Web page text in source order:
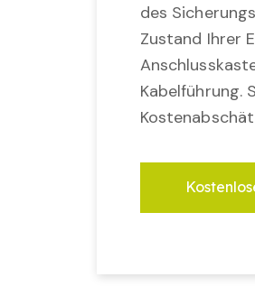
des
Zustand Ihrer
Kabelführung.